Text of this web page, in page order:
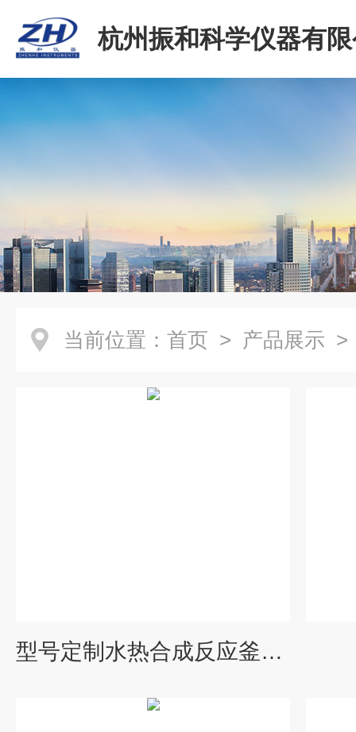
杭州振和科学仪器有
当前位置： 首页 > 产品展示
型号定制水热合成反应釜高压不锈钢消解罐